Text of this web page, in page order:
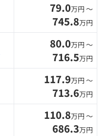
79.0万円 〜
745.8万円
80.0万円 〜
716.5万円
117.9万円 〜
713.6万円
110.8万円 〜
686.3万円